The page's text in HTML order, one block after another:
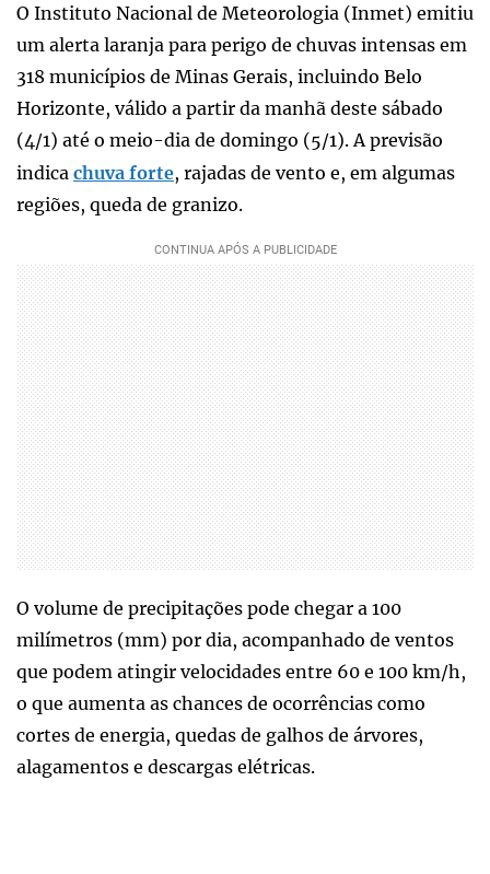
O Instituto Nacional de Meteorologia (Inmet) emitiu
um alerta laranja para perigo de chuvas intensas em
318 municípios de Minas Gerais, incluindo Belo
Horizonte, válido a partir da manhã deste sábado
(4/1) até o meio-dia de domingo (5/1). A previsão
indica chuva forte, rajadas de vento e, em algumas
regiões, queda de granizo.
O volume de precipitações pode chegar a 100
milímetros (mm) por dia, acompanhado de ventos
que podem atingir velocidades entre 60 e 100 km/h,
o que aumenta as chances de ocorrências como
cortes de energia, quedas de galhos de árvores,
alagamentos e descargas elétricas.